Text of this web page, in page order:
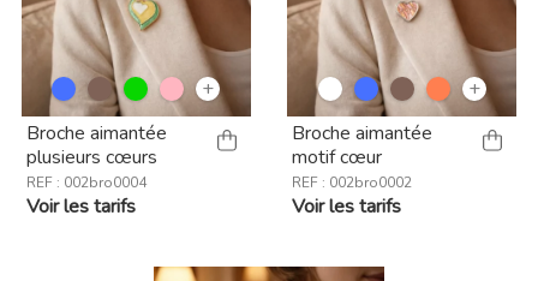
+
Broche aimantée
plusieurs cœurs
REF : 002bro0004
Voir les tarifs
+
Broche aimantée
motif cœur
REF : 002bro0002
Voir les tarifs